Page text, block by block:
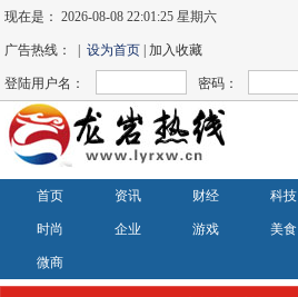
现在是：2026-08-08 22:01:26 星期六
广告热线： |设为首页 | 加入收藏
登陆用户名： 密码：
首页 资讯 财经 科技
时尚 企业 游戏 美食
微商